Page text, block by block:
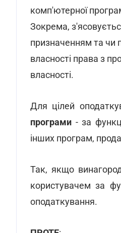
комп'ютерної
Зокрема,
призначенням та чи
власності права з
власності.
Для цілей
програми - за
інших програм,
Так, якщо
користувачем за
оподаткування.